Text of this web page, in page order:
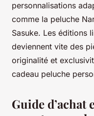
personnalisations
comme la peluche
Sasuke. Les éditions
deviennent vite des
originalité et
cadeau peluche
Guide